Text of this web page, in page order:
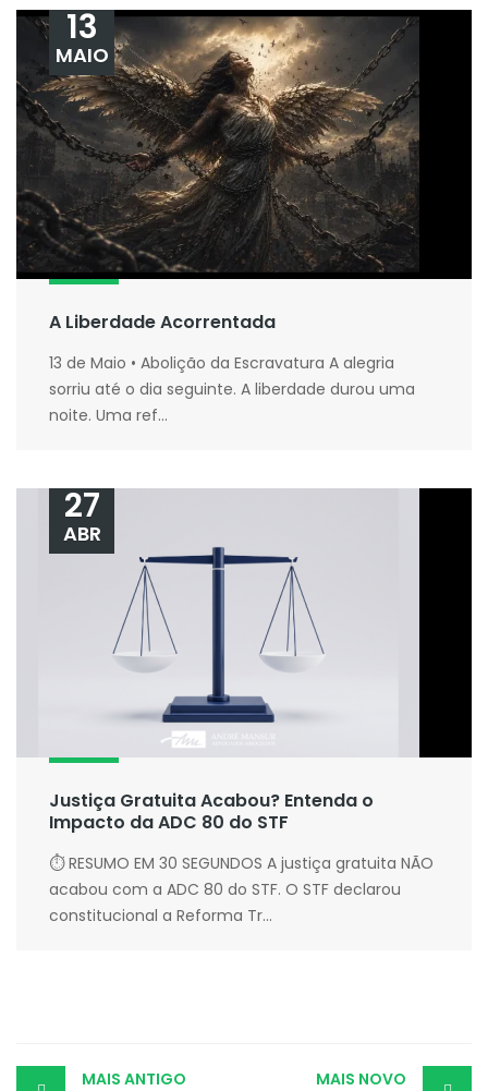
A Liberdade Acorrentada
13
MAIO
13 de Maio • Abolição da Escravatura A alegria
sorriu até o dia seguinte. A liberdade durou uma
noite. Uma ref...
Justiça Gratuita Acabou? Entenda o
Impacto da ADC 80 do STF
27
ABR
⏱ RESUMO EM 30 SEGUNDOS A justiça gratuita NÃO
acabou com a ADC 80 do STF. O STF declarou
constitucional a Reforma Tr...
MAIS ANTIGO MAIS NOVO